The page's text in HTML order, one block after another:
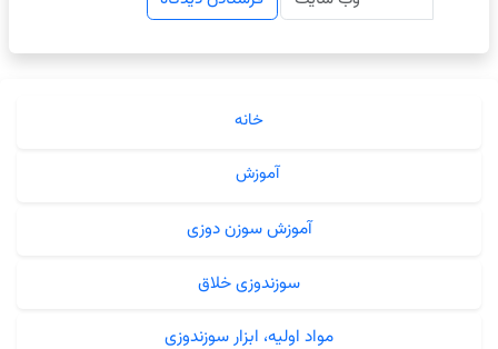
خانه
آموزش
آموزش سوزن دوزی
سوزندوزی خلاق
مواد اولیه، ابزار سوزندوزی